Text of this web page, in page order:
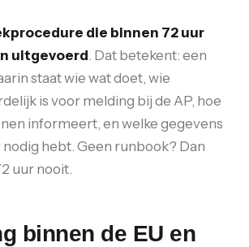
die binnen 72 uur
uitgevoerd. Dat betekent: een
staat wie wat doet, wie
is voor melding bij de AP, hoe
informeert, en welke gegevens
nodig hebt. Geen runbook? Dan
uur nooit.
binnen de EU en